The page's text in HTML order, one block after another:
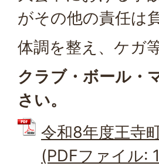
がその他の責任は
体調を整え、ケガ
クラブ・ボール・
さい。
令和8年度王寺
(PDFファイル: